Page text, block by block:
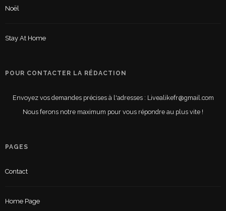
Noël
Stay At Home
POUR CONTACTER LA RÉDACTION
Envoyez vos demandes précises à l'adresses : Livealikefr@gmail.com
Nous ferons notre maximum pour vous répondre au plus vite !
PAGES
Contact
Home Page